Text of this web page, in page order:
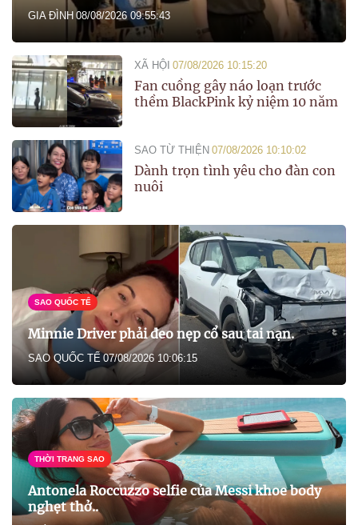
GIA ĐÌNH 08/08/2026 09:55:43
XÃ HỘI 07/08/2026 10:15:20
Fan cuồng gây náo loạn trước
thềm BlackPink kỷ niệm 10 năm
SAO TỪ THIỆN 07/08/2026 10:10:02
Dành trọn tình yêu cho đàn con
nuôi
SAO QUỐC TẾ
Minnie Driver phải đeo nẹp cổ sau tai nạn.
SAO QUỐC TẾ 07/08/2026 10:06:15
THỜI TRANG SAO
Antonela Roccuzzo selfie của Messi khoe body
nghẹt thở..